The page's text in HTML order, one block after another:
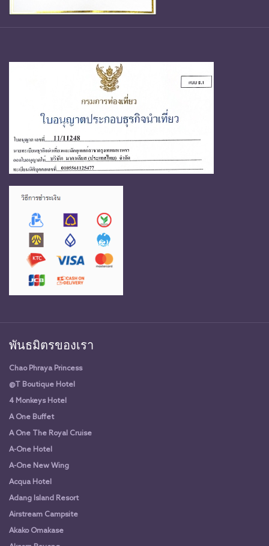
พันธมิตรของเรา
Chao Phraya Princess
@T Boutique Hotel
4 Monkeys Hotel
A One Buffet
A One The Royal Cruise
A-One Hotel
A-One New Wing
Acqua Hotel
Adang Island Resort
Airstream Campsite
Akako Omakase